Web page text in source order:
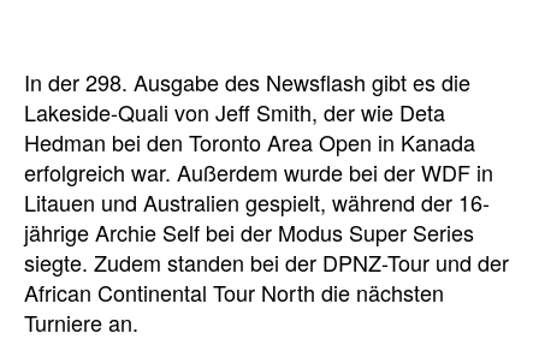
In der 298. Ausgabe des Newsflash gibt es die
Lakeside-Quali von Jeff Smith, der wie Deta
Hedman bei den Toronto Area Open in Kanada
erfolgreich war. Außerdem wurde bei der WDF in
Litauen und Australien gespielt, während der 16-
jährige Archie Self bei der Modus Super Series
siegte. Zudem standen bei der DPNZ-Tour und der
African Continental Tour North die nächsten
Turniere an.